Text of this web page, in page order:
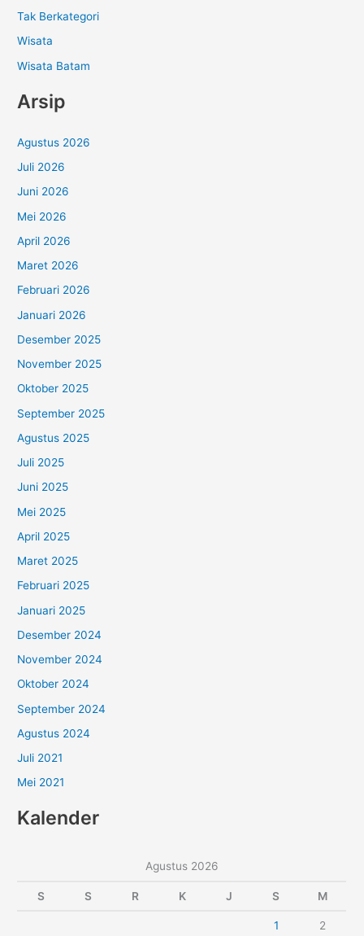
Tak Berkategori
Wisata
Wisata Batam
Arsip
Agustus 2026
Juli 2026
Juni 2026
Mei 2026
April 2026
Maret 2026
Februari 2026
Januari 2026
Desember 2025
November 2025
Oktober 2025
September 2025
Agustus 2025
Juli 2025
Juni 2025
Mei 2025
April 2025
Maret 2025
Februari 2025
Januari 2025
Desember 2024
November 2024
Oktober 2024
September 2024
Agustus 2024
Juli 2021
Mei 2021
Kalender
Agustus 2026
S S R K J S M
1 2